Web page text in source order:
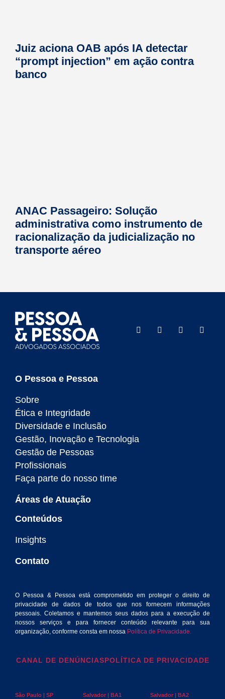
Juiz aciona OAB após IA detectar
“prompt injection” em ação contra
banco
ANAC Passageiro: Solução
administrativa como instrumento de
racionalização da judicialização no
transporte aéreo
O Pessoa e Pessoa
Sobre
Ética e Integridade
Diversidade e Inclusão
Gestão, Inovação e Tecnologia
Gestão de Pessoas
Profissionais
Faça parte do nosso time
Áreas de Atuação
Conteúdos
Insights
Contato
O Pessoa & Pessoa está comprometido em proteger o direito de
privacidade de dados de todos que nos fornecem informações
pessoais. Coletamos e mantemos seus dados para a execução de
nossos serviços e para fornecer conteúdo relevante para sua
organização, conforme consta em nossa Política de Privacidade.
CANAL DE DENÚNCIASPOLÍTICA DE PRIVACIDADE
São Paulo | SP Salvador | BA1 Salvador | BA2